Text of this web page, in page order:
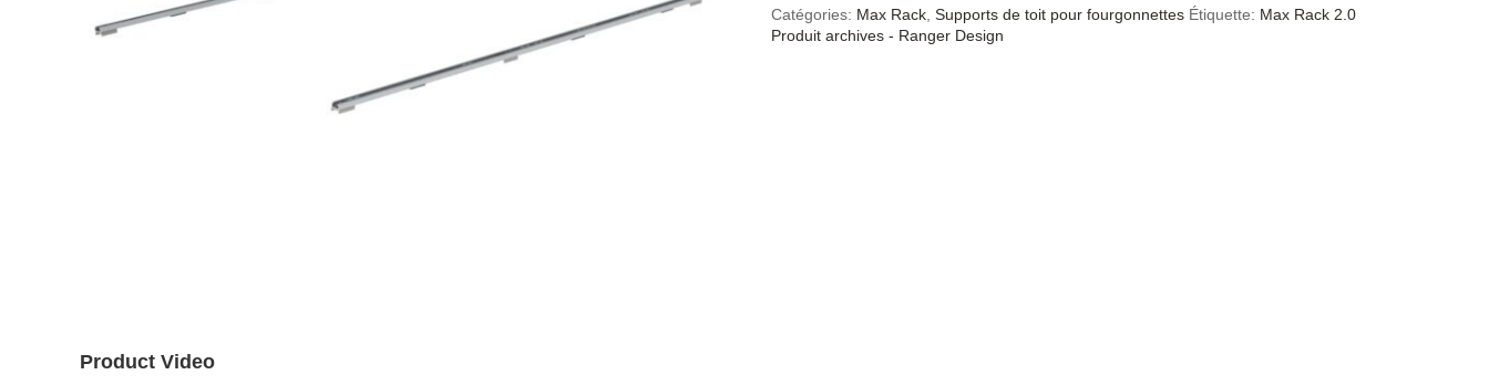
Product Video
Catégories: Max Rack Supports de toit pour fourgonnettes Étiquette: Max Rack 2.0
Produit archives - Ranger Design